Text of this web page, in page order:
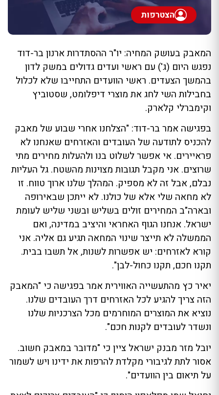
הצטרפות
המאבק בעושק המחיה: יו"ר ההסתדרות ארנון בר-דוד
נפגש היום (ג') עם ראשי ועדים גדולים במשק לדון
בהמשך הצעדים. ראשי הוועדים התחייבו שלא לכלול
בחבילות השי לחג את מוצרי דיפלומט, שסטוביץ
וקימברלי קלארק.
בפגישה אמר בר-דוד: "הצלחנו אחרי שבוע של מאבק
להכניס לתודעה של העובדים והאזרחים שאנחנו לא
פראיירים. אי אפשר לשלוט בנו ולהעלות מחירים מתי
שרוצים. אני מקבל תגובות מצוינות מהשטח. גל העליות
נבלם, אבל זה לא מספיק. המהלך שלנו ארוך טווח. זו
לא מחאה שלי אלא של כולנו. לא ייתכן שבאירופה
ובארה"ב המחירים זולים בשליש ובשני שליש לעומת
ישראל. אנחנו הגוף האחראי והיציב במדינה, ואם
הממשלה לא תייצר שינוי המחאה תגיע גם אליה. אני
קורא לאזרחים: יש אפשרות לשנות, אל תשבו בבית.
תקנו חכם, תקנו כחול-לבן".
יאיר כץ מהתעשייה האווירית אמר בפגישה כי "המאבק
הזה צריך להגיע לכל האזרחים דרך העובדים שלנו.
נוציא את המוצרים המוחרמים מכל הצרכניות שלנו
ונשדר לעובדים לקנות חכם".
יובל מזר מבנק ישראל ציין כי "מדובר במאבק חשוב.
אסור לתת לגיבורי מקלדת להרפות את ידינו ויש לשמור
על תיאום בין הוועדים".